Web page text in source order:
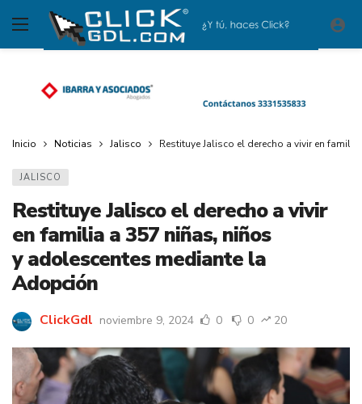
Inicio Noticias Jalisco Restituye Jalisco el derecho a vivir en
JALISCO
Restituye Jalisco el derecho a vivir
en familia a 357 niñas, niños
y adolescentes mediante la
Adopción
ClickGdl noviembre 9, 2024 0 0 20